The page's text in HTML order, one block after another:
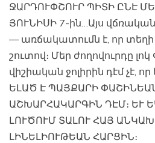
ՋԱՐԴՈՒՓՇՈՒՐ ՊԻՏԻ ԸՆԷ
ՅՈՒՆԻՍԻ 7-ին…Այս
— առճակատումն է, որ տեղի
շուտով։ Մեր ժողովուրդը
վիշիական ջոլիրին դէմ չէ, որ
ԵԼԱԾ Է ՊԱՅՔԱՐԻ
ԱՇԽԱՐՀԱԿԱՐԳԻՆ ԴԷՄ։ ԵՒ
ԼՈՒԾՈՒՄ ՏԱԼՈՒ ՀԱՅ
ԼԻՆԵԼԻՈՒԹԵԱՆ ՀԱՐՑԻՆ։